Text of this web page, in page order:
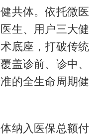
共体。依托微医
生、用户三大健
底座，打破传统
盖诊前、诊中、
的全生命周期健
纳入医保总额付